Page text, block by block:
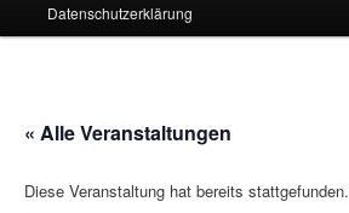
Datenschutzerklärung
« Alle Veranstaltungen
Diese Veranstaltung hat bereits stattgefunden.